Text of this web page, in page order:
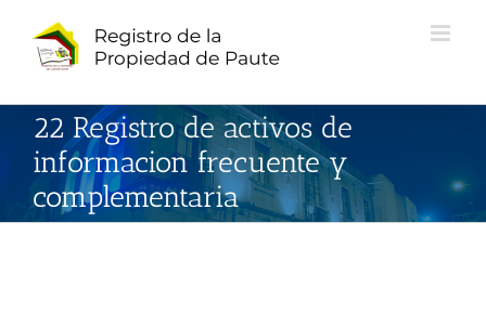
contenido
22 Registro de activos de
informacion frecuente y
complementaria